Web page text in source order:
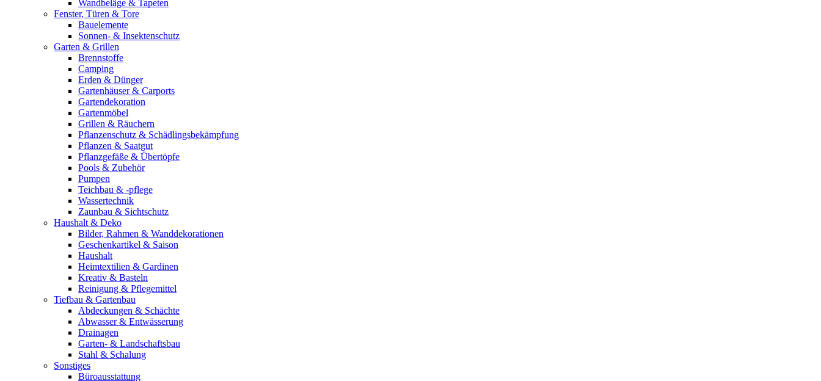
Wandbeläge & Tapeten
Fenster, Türen & Tore
Bauelemente
Sonnen- & Insektenschutz
Garten & Grillen
Brennstoffe
Camping
Erden & Dünger
Gartenhäuser & Carports
Gartendekoration
Gartenmöbel
Grillen & Räuchern
Pflanzenschutz & Schädlingsbekämpfung
Pflanzen & Saatgut
Pflanzgefäße & Übertöpfe
Pools & Zubehör
Pumpen
Teichbau & -pflege
Wassertechnik
Zaunbau & Sichtschutz
Haushalt & Deko
Bilder, Rahmen & Wanddekorationen
Geschenkartikel & Saison
Haushalt
Heimtextilien & Gardinen
Kreativ & Basteln
Reinigung & Pflegemittel
Tiefbau & Gartenbau
Abdeckungen & Schächte
Abwasser & Entwässerung
Drainagen
Garten- & Landschaftsbau
Stahl & Schalung
Sonstiges
Büroausstattung